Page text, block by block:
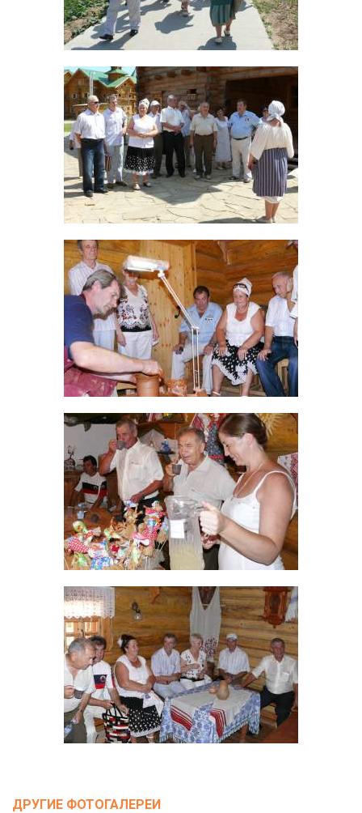
ДРУГИЕ ФОТОГАЛЕРЕИ